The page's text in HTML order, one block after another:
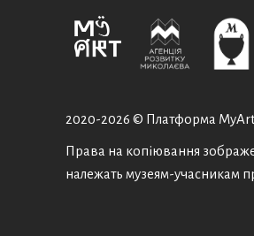
2020-2026 © Платформа
Права на копіювання
належать музеям-учасникам